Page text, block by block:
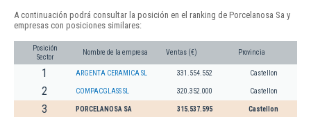
A continuación podrá consultar la posición en el ranking de Porcelanosa Sa y
empresas con posiciones similares:
Posición
Sector
Nombre de la empresa Ventas (€) Provincia
1 ARGENTA CERAMICA SL 331.554.552 Castellon
2 COMPACGLASS SL 320.352.000 Castellon
3 PORCELANOSA SA 315.537.595 Castellon